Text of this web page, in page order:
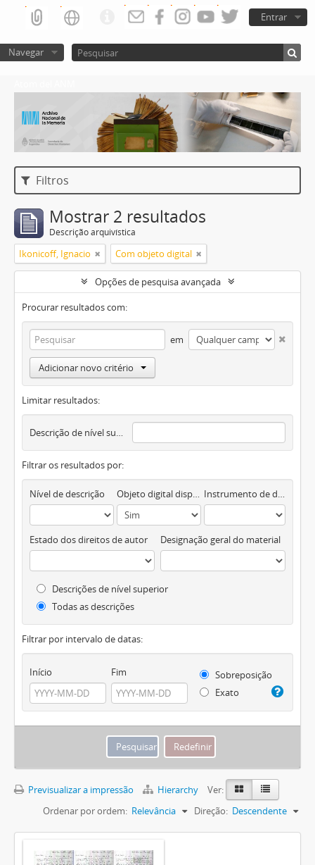
Entrar
Navegar
Filtros
Mostrar 2 resultados
Descrição arquivística
Ikonicoff, Ignacio Com objeto digital
Opções de pesquisa avançada
Procurar resultados com:
em
Adicionar novo critério
Limitar resultados:
Descrição de nível superior
Filtrar os resultados por:
Nível de descrição Objeto digital disponível Instrumento de descrição documental
Estado dos direitos de autor Designação geral do material
Descrições de nível superior
Todas as descrições
Filtrar por intervalo de datas:
Início Fim
Sobreposição
Exato
Previsualizar a impressão Hierarchy
Ver:
Ordenar por ordem: Relevância Direção: Descendente